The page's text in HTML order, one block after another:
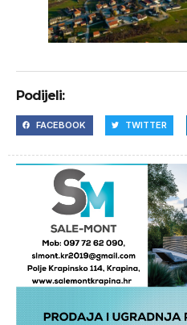
Podijeli:
FACEBOOK TWITTER